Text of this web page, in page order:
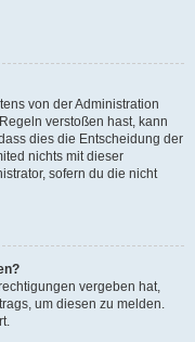
von der Administration
verstoßen hast, kann
dies die Entscheidung der
nichts mit dieser
sofern du die nicht
vergeben hat,
um diesen zu melden.